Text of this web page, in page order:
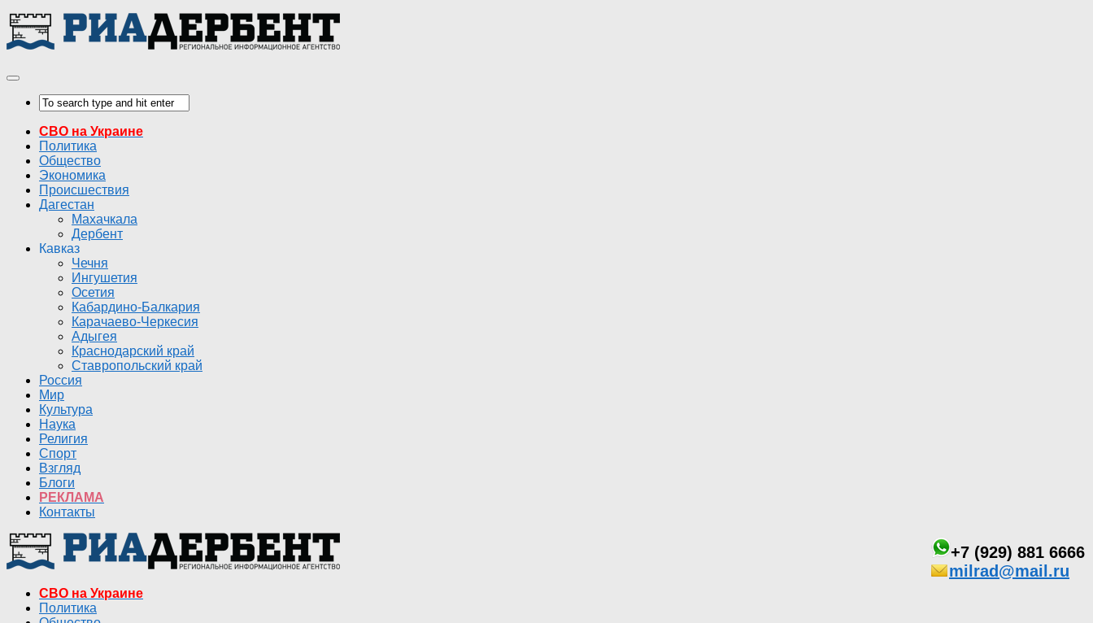
СВО на Украине
Политика
Общество
Экономика
Происшествия
Дагестан
Махачкала
Дербент
Кавказ
Чечня
Ингушетия
Осетия
Кабардино-Балкария
Карачаево-Черкесия
Адыгея
Краснодарский край
Ставропольский край
Россия
Мир
Культура
Наука
Религия
Спорт
Взгляд
Блоги
РЕКЛАМА
Контакты
+7 (929) 881 6666
milrad@mail.ru
СВО на Украине
Политика